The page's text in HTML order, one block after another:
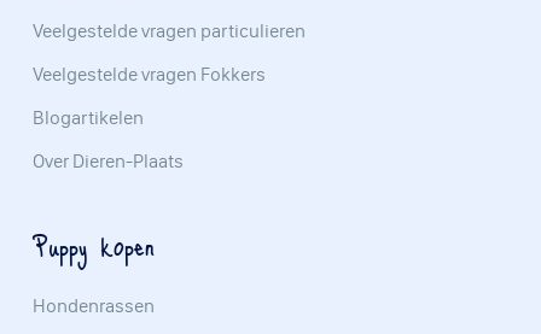
Veelgestelde vragen particulieren
Veelgestelde vragen Fokkers
Blogartikelen
Over Dieren-Plaats
Puppy kopen
Hondenrassen